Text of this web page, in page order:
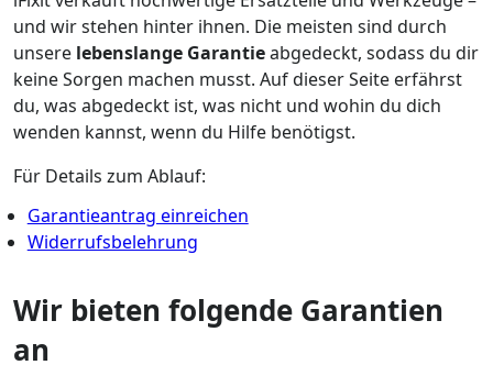
und wir stehen hinter ihnen. Die meisten sind durch
unsere lebenslange Garantieabgedeckt, sodass du dir
keine Sorgen machen musst. Auf dieser Seite erfährst
du, was abgedeckt ist, was nicht und wohin du dich
wenden kannst, wenn du Hilfe benötigst.
Für Details zum Ablauf:
Garantieantrag einreichen
Widerrufsbelehrung
Wir bieten folgende Garantien
an